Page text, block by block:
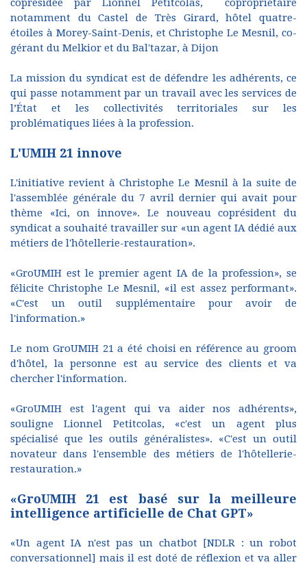
coprésidée par Lionnel Petitcolas, copropriétaire
notamment du Castel de Très Girard, hôtel quatre-
étoiles à Morey-Saint-Denis, et Christophe Le Mesnil, co-
gérant du Melkior et du Bal'tazar, à Dijon
La mission du syndicat est de défendre les adhérents, ce
qui passe notamment par un travail avec les services de
l’État et les collectivités territoriales sur les
problématiques liées à la profession.
L'UMIH 21 innove
L'initiative revient à Christophe Le Mesnil à la suite de
l'assemblée générale du 7 avril dernier qui avait pour
thème «Ici, on innove». Le nouveau coprésident du
syndicat a souhaité travailler sur «un agent IA dédié aux
métiers de l'hôtellerie-restauration».
«GroUMIH est le premier agent IA de la profession», se
félicite Christophe Le Mesnil, «il est assez performant».
«C'est un outil supplémentaire pour avoir de
l'information.»
Le nom GroUMIH 21 a été choisi en référence au groom
d'hôtel, la personne est au service des clients et va
chercher l'information.
«GroUMIH est l'agent qui va aider nos adhérents»,
souligne Lionnel Petitcolas, «c'est un agent plus
spécialisé que les outils généralistes». «C'est un outil
novateur dans l'ensemble des métiers de l'hôtellerie-
restauration.»
«GroUMIH 21 est basé sur la meilleure
intelligence artificielle de Chat GPT»
«Un agent IA n'est pas un chatbot [NDLR : un robot
conversationnel] mais il est doté de réflexion et va aller